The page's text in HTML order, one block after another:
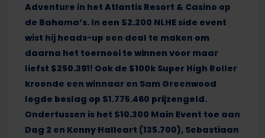
Adventure in het Atlantis Resort & Casino op
de Bahama’s. In een $2.200 NLHE side event
wist hij heads-up een deal te maken om
daarna het toernooi te winnen voor maar
liefst $250.391! Ook de $100k Super High Roller
kroonde een winnaar en Sam Greenwood
legde beslag op $1.775.460 prijzengeld.
Ondertussen is het $10.300 Main Event toe aan
Dag 2 en Kenny Halleart (135.700), Sebastiaan